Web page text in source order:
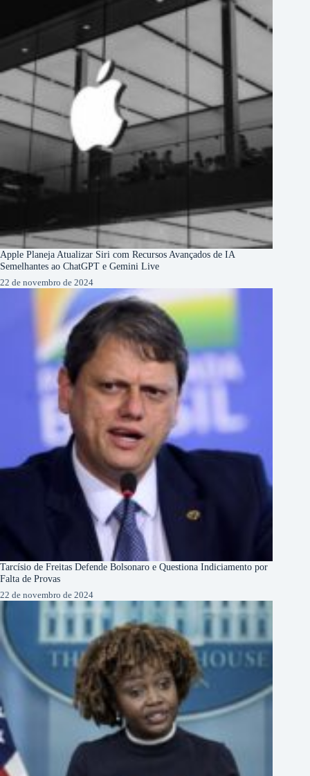
Apple Planeja Atualizar Siri com Recursos Avançados de IA
Semelhantes ao ChatGPT e Gemini Live
22 de novembro de 2024
Tarcísio de Freitas Defende Bolsonaro e Questiona Indiciamento por
Falta de Provas
22 de novembro de 2024